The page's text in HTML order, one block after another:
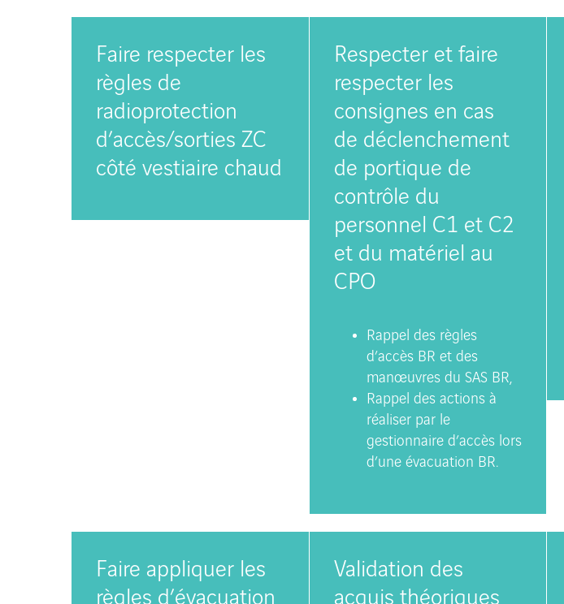
Faire respecter les
règles de
radioprotection
d’accès/sorties ZC
côté vestiaire chaud
Respecter et faire
respecter les
consignes en cas
de déclenchement
de portique de
contrôle du
personnel C1 et C2
et du matériel au
CPO
Rappel des règles
d’accès BR et des
manœuvres du SAS BR,
Rappel des actions à
réaliser par le
gestionnaire d’accès lors
d’une évacuation BR.
Faire appliquer les
règles d’évacuation
Validation des
acquis théoriques